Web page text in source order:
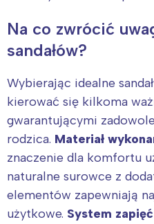
Na co zwrócić
sandałów?
Wybierając idealne
kierować się kilkoma
gwarantującymi
rodzica. Materiał
znaczenie dla komfortu
naturalne surowce z
elementów zapewniają
użytkowe. System zapięć